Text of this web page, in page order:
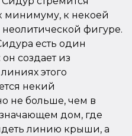
минимуму, к некоей
фигуре.
есть один
создает из
этого
некий
не больше, чем в
дом, где
линию крыши, а